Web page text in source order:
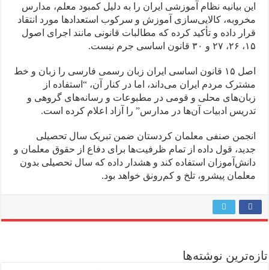
این بیانیه نظام آموزشی ایران را به دلیل کمبود معلم، مدارس
مخروبه، کالایی‌سازی آموزش و سرکوب استعدادها مورد انتقاد
قرار داده و تأکید کرده که مطالبات قانونی مانند اجرای اصول
۱۵، ۲۶، ۲۷ و ۳۰ قانون اساسی جرم نیست.
اصل ۱۵ قانون اساسی ایران زبان رسمی فارسی را زبان و خط
مشترک مردم ایران می‌داند، اما در کنار آن، “استفاده از
زبان‌های محلی و قومی در مطبوعات و رسانه‌های گروهی و
تدریس ادبیات آن‌ها در مدارس” را آزاد اعلام کرده است.
انجمن صنفی معلمان کردستان ضمن تبریک سال تحصیلی
جدید، قول داده از تمام ظرفیت‌ها برای دفاع از حقوق معلمان و
دانش‌آموزان استفاده کند و هشدار داده که سال تحصیلی بدون
معلمان پیشرو، تلخ و کم‌رونق خواهد بود.
تازه‌ترین نوشته‌ها